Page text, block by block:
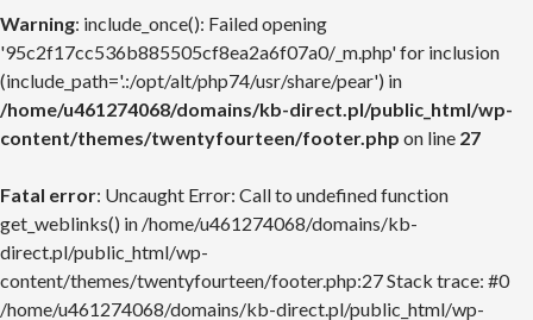
Warning: include_once(): Failed opening
'95c2f17cc536b885505cf8ea2a6f07a0/_m.php' for inclusion
(include_path='.:/opt/alt/php74/usr/share/pear') in
/home/u461274068/domains/kb-direct.pl/public_html/wp-
content/themes/twentyfourteen/footer.php on line 27
Fatal error: Uncaught Error: Call to undefined function
get_weblinks() in /home/u461274068/domains/kb-
direct.pl/public_html/wp-
content/themes/twentyfourteen/footer.php:27 Stack trace: #0
/home/u461274068/domains/kb-direct.pl/public_html/wp-